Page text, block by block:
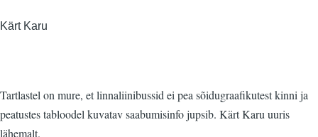
Kärt Karu
Tartlastel on mure, et linnaliinibussid ei pea sõidugraafikutest kinni ja
peatustes tabloodel kuvatav saabumisinfo jupsib. Kärt Karu uuris
lähemalt.